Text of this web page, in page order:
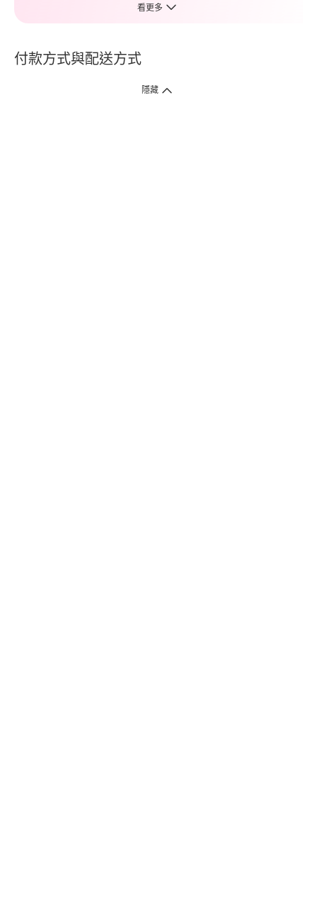
看更多
付款方式與配送方式
隱藏